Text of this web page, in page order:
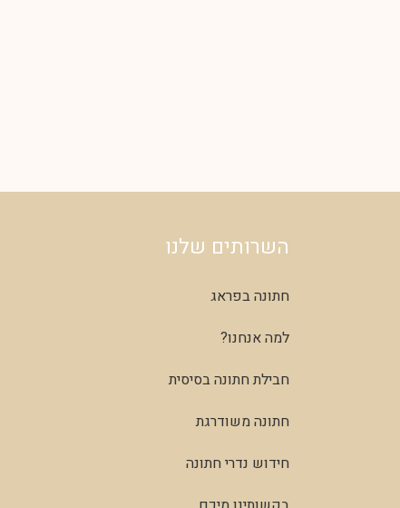
השרותים שלנו
חתונה בפראג
למה אנחנו?
חבילת חתונה בסיסית
חתונה משודרגת
חידוש נדרי חתונה